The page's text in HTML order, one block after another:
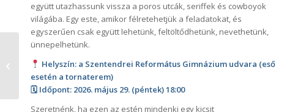
együtt utazhassunk vissza a poros utcák, seriffek és cowboyok
világába. Egy este, amikor félretehetjük a feladatokat, és
egyszerűen csak együtt lehetünk, feltöltődhetünk, nevethetünk,
ünnepelhetünk.
Helyszín: a Szentendrei Református Gimnázium udvara (eső
esetén a tornaterem)
🗓 Időpont: 2026. május 29. (péntek) 18:00
Szeretnénk, ha ezen az estén mindenki egy kicsit
Tavaszi hangverseny